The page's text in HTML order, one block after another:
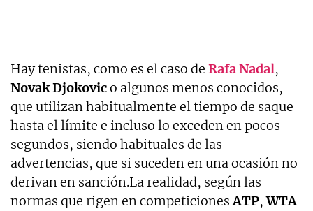
Hay tenistas, como es el caso de Rafa Nadal,
Novak Djokovico algunos menos conocidos,
que utilizan habitualmente el tiempo de saque
hasta el límite e incluso lo exceden en pocos
segundos, siendo habituales de las
advertencias, que si suceden en una ocasión no
derivan en sanción.La realidad, según las
normas que rigen en competicionesATP,WTA